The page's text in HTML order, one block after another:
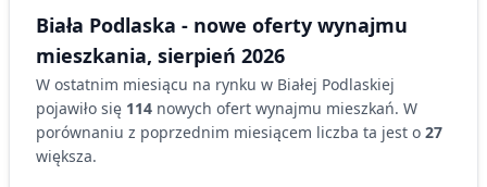
Biała Podlaska - nowe oferty wynajmu
mieszkania, sierpień 2026
W ostatnim miesiącu na rynku w Białej Podlaskiej
pojawiło się 114 nowych ofert wynajmu mieszkań. W
porównaniu z poprzednim miesiącem liczba ta jest o 27
większa.